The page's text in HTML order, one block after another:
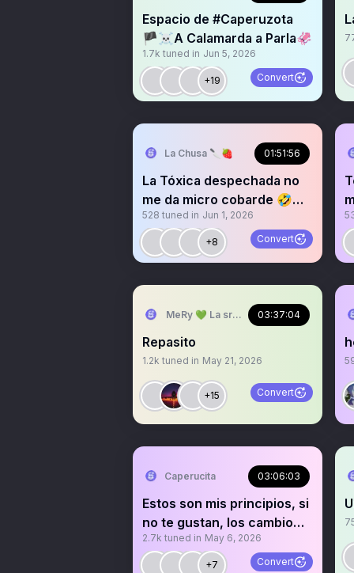
Espacio de #Caperuzota
🏴‍☠️A Calamarda a Parla🦑
1.7k tuned in Jun 5, 2026
+19 Convert
La Chusa 🔪🍓 01:51:56
La Tóxica despechada no
me da micro cobarde 🤣🤣
🤣
528 tuned in Jun 1, 2026
+8 Convert
MeRy 💚 La sra que ya no abre los
03:37:04
Repasito
1.2k tuned in May 21, 2026
+15 Convert
Caperucita 03:06:03
Estos son mis principios, si
no te gustan, los cambio
#Taconazo
2.7k tuned in May 6, 2026
+7 Convert